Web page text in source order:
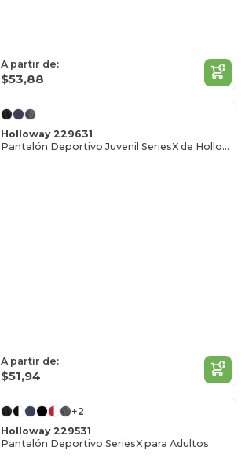
A partir de:
$53,88
Holloway 229631
Pantalón Deportivo Juvenil SeriesX de Holloway
A partir de:
$51,94
+2
Holloway 229531
Pantalón Deportivo SeriesX para Adultos